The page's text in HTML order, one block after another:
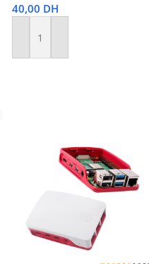
40,00 DH
Ajouter Au Panier